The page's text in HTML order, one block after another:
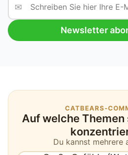
✉
Newsletter
CATBEARS-
Auf welche
Du kannst mehrere